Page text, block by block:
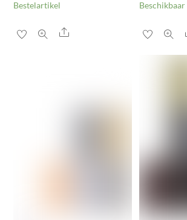
Bestelartikel
Share
Beschikbaar